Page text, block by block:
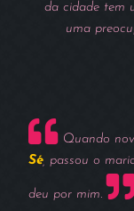
da cidade tem
uma
Quando
Sé, passou o
deu por mim.